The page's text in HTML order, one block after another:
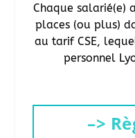
Chaque salarié(e)
places (ou plus)
au tarif CSE,
personnel
–>